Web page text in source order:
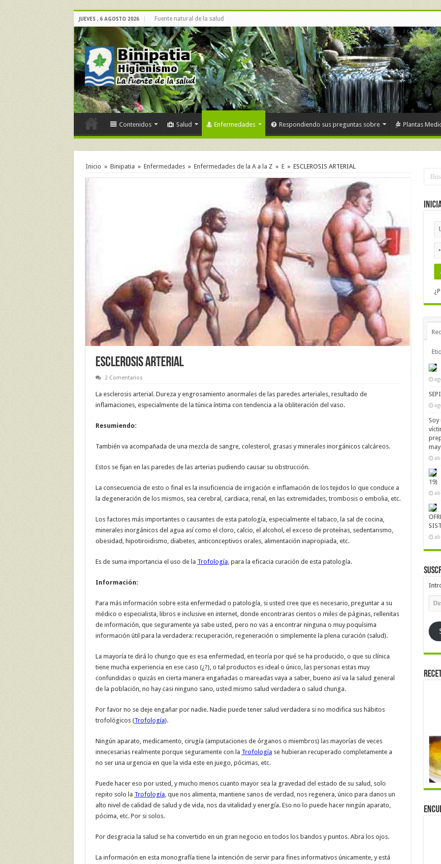
JUEVES , 6 AGOSTO 2026 Fuente natural de la salud
Contenidos Salud Enfermedades Respondiendo sus preguntas sobre Plantas
Inicio » Binipatia » Enfermedades » Enfermedades de la A a la Z » E » ESCLEROSIS ARTERIAL
ESCLEROSIS ARTERIAL
2 Comentarios
La esclerosis arterial. Dureza y engrosamiento anormales de las paredes arteriales, resultado de
inflamaciones, especialmente de la túnica íntima con tendencia a la obliteración del vaso.
Resumiendo:
También va acompañada de una mezcla de sangre, colesterol, grasas y minerales inorgánicos calcáreos.
Estos se fijan en las paredes de las arterias pudiendo causar su obstrucción.
La consecuencia de esto o final es la insuficiencia de irrigación e inflamación de los tejidos lo que conduce a
la degeneración de los mismos, sea cerebral, cardiaca, renal, en las extremidades, trombosis o embolia, etc.
Los factores más importantes o causantes de esta patología, especialmente el tabaco, la sal de cocina,
minerales inorgánicos del agua así como el cloro, calcio, el alcohol, el exceso de proteínas, sedentarismo,
obesidad, hipotiroidismo, diabetes, anticonceptivos orales, alimentación inapropiada, etc.
Es de suma importancia el uso de la Trofología, para la eficacia curación de esta patología.
Información:
Para más información sobre esta enfermedad o patología, si usted cree que es necesario, preguntar a su
médico o especialista, libros e inclusive en internet, donde encontraras cientos o miles de páginas, rellenitas
de información, que seguramente ya sabe usted, pero no vas a encontrar ninguna o muy poquísima
información útil para la verdadera: recuperación, regeneración o simplemente la plena curación (salud).
La mayoría te dirá lo chungo que es esa enfermedad, en teoría por qué se ha producido, o que su clínica
tiene mucha experiencia en ese caso (¿?), o tal productos es ideal o único, las personas estas muy
confundidas o quizás en cierta manera engañadas o mareadas vaya a saber, bueno así va la salud general
de la población, no hay casi ninguno sano, usted mismo salud verdadera o salud chunga.
Por favor no se deje engañar por nadie. Nadie puede tener salud verdadera si no modifica sus hábitos
trofológicos (Trofología).
Ningún aparato, medicamento, cirugía (amputaciones de órganos o miembros) las mayorías de veces
innecesarias realmente porque seguramente con la Trofología se hubieran recuperado completamente a
no ser una urgencia en que la vida este en juego, pócimas, etc.
Puede hacer eso por usted, y mucho menos cuanto mayor sea la gravedad del estado de su salud, solo
repito solo la Trofología, que nos alimenta, mantiene sanos de verdad, nos regenera, único para danos un
alto nivel de calidad de salud y de vida, nos da vitalidad y energía. Eso no lo puede hacer ningún aparato,
pócima, etc. Por si solos.
Por desgracia la salud se ha convertido en un gran negocio en todos los bandos y puntos. Abra los ojos.
La información en esta monografía tiene la intención de servir para fines informativos únicamente, y está
Soy
19)
de